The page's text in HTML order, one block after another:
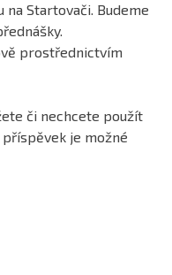
Startovači. Budeme
prostřednictvím
či nechcete použít
je možné